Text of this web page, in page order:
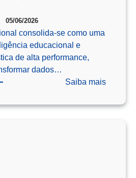
05/06/2026
consolida-se como uma
educacional e
de alta performance,
dados…
Saiba mais:
–